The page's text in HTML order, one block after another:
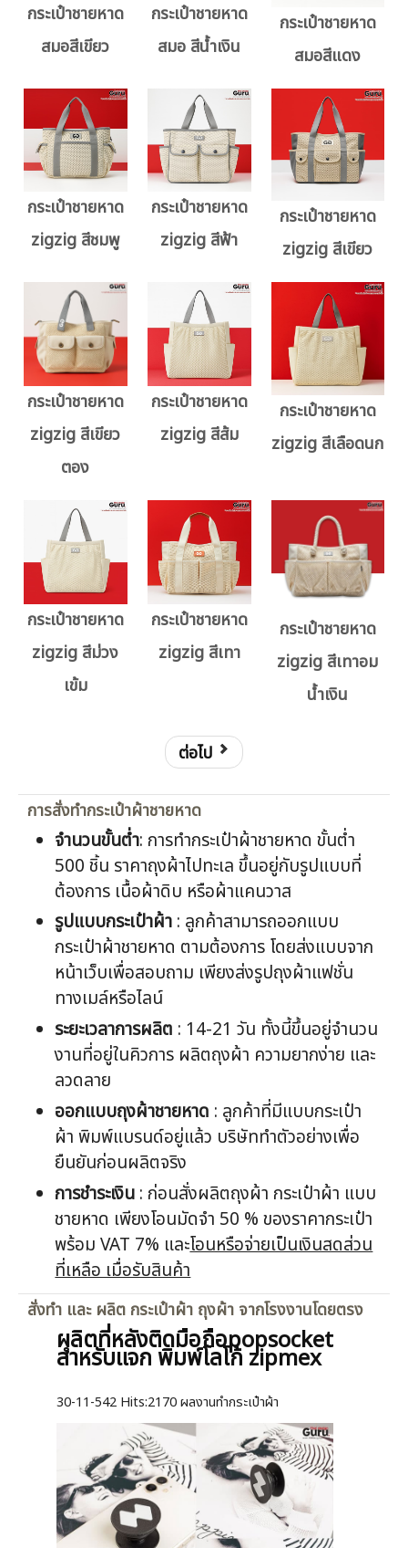
กระเป๋าชายหาด
สมอสีเขียว
กระเป๋าชายหาด
สมอ สีน้ำเงิน
กระเป๋าชายหาด
สมอสีแดง
กระเป๋าชายหาด
zigzig สีชมพู
กระเป๋าชายหาด
zigzig สีฟ้า
กระเป๋าชายหาด
zigzig สีเขียว
กระเป๋าชายหาด
zigzig สีเขียว
ตอง
กระเป๋าชายหาด
zigzig สีส้ม
กระเป๋าชายหาด
zigzig สีเลือดนก
กระเป๋าชายหาด
zigzig สีม่วง
เข้ม
กระเป๋าชายหาด
zigzig สีเทา
กระเป๋าชายหาด
zigzig สีเทาอม
น้ำเงิน
ต่อไป
การสั่งทำกระเป๋าผ้าชายหาด
จำนวนขั้นต่ำ: การทำกระเป๋าผ้าชายหาด ขั้นต่ำ
500 ชิ้น ราคาถุงผ้าไปทะเล ขึ้นอยู่กับรูปแบบที่
ต้องการ เนื้อผ้าดิบ หรือผ้าแคนวาส
รูปแบบกระเป๋าผ้า : ลูกค้าสามารถออกแบบ
กระเป๋าผ้าชายหาด ตามต้องการ โดยส่งแบบจาก
หน้าเว็บเพื่อสอบถาม เพียงส่งรูปถุงผ้าแฟชั่น
ทางเมล์หรือไลน์
ระยะเวลาการผลิต : 14-21 วัน ทั้งนี้ขึ้นอยู่จำนวน
งานที่อยู่ในคิวการ ผลิตถุงผ้า ความยากง่าย และ
ลวดลาย
ออกแบบถุงผ้าชายหาด : ลูกค้าที่มีแบบกระเป๋า
ผ้า พิมพ์แบรนด์อยู่แล้ว บริษัททำตัวอย่างเพื่อ
ยืนยันก่อนผลิตจริง
การชำระเงิน : ก่อนสั่งผลิตถุงผ้า กระเป๋าผ้า แบบ
ชายหาด เพียงโอนมัดจำ 50 % ของราคากระเป๋า
พร้อม VAT 7% และโอนหรือจ่ายเป็นเงินสดส่วน
ที่เหลือ เมื่อรับสินค้า
สั่งทำ และ ผลิต กระเป๋าผ้า ถุงผ้า จากโรงงานโดยตรง
ผลิตที่หลังติดมือถือpopsocket
สำหรับแจก พิมพ์โลโก้ zipmex
30-11-542 Hits:2170 ผลงานทำกระเป๋าผ้า